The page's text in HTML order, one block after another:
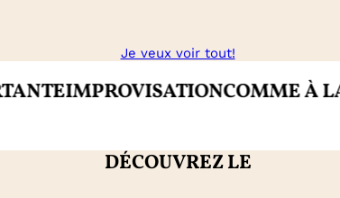
Je veux voir tout!
IMPROVISATIONCOMME À LA
DÉCOUVREZ LE